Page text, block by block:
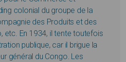
colonial du groupe de la
des Produits et des
etc. En 1934, il tente toutefois
publique, car il brigue la
général du Congo. Les